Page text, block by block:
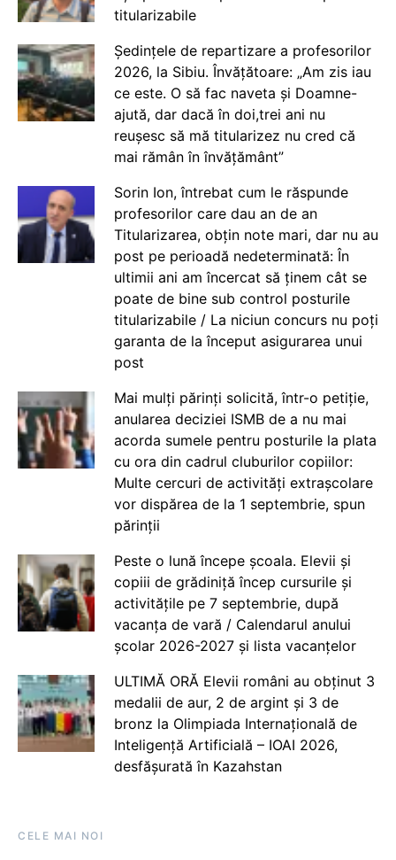
titularizabile
Ședințele de repartizare a profesorilor
2026, la Sibiu. Învățătoare: „Am zis iau
ce este. O să fac naveta și Doamne-
ajută, dar dacă în doi,trei ani nu
reușesc să mă titularizez nu cred că
mai rămân în învățământ”
Sorin Ion, întrebat cum le răspunde
profesorilor care dau an de an
Titularizarea, obțin note mari, dar nu au
post pe perioadă nedeterminată: În
ultimii ani am încercat să ținem cât se
poate de bine sub control posturile
titularizabile / La niciun concurs nu poți
garanta de la început asigurarea unui
post
Mai mulți părinți solicită, într-o petiție,
anularea deciziei ISMB de a nu mai
acorda sumele pentru posturile la plata
cu ora din cadrul cluburilor copiilor:
Multe cercuri de activități extrașcolare
vor dispărea de la 1 septembrie, spun
părinții
Peste o lună începe școala. Elevii și
copiii de grădiniță încep cursurile și
activitățile pe 7 septembrie, după
vacanța de vară / Calendarul anului
școlar 2026-2027 și lista vacanțelor
ULTIMĂ ORĂ Elevii români au obținut 3
medalii de aur, 2 de argint și 3 de
bronz la Olimpiada Internațională de
Inteligență Artificială – IOAI 2026,
desfășurată în Kazahstan
CELE MAI NOI